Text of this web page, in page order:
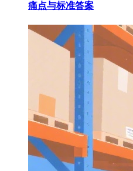
痛点与标准答案